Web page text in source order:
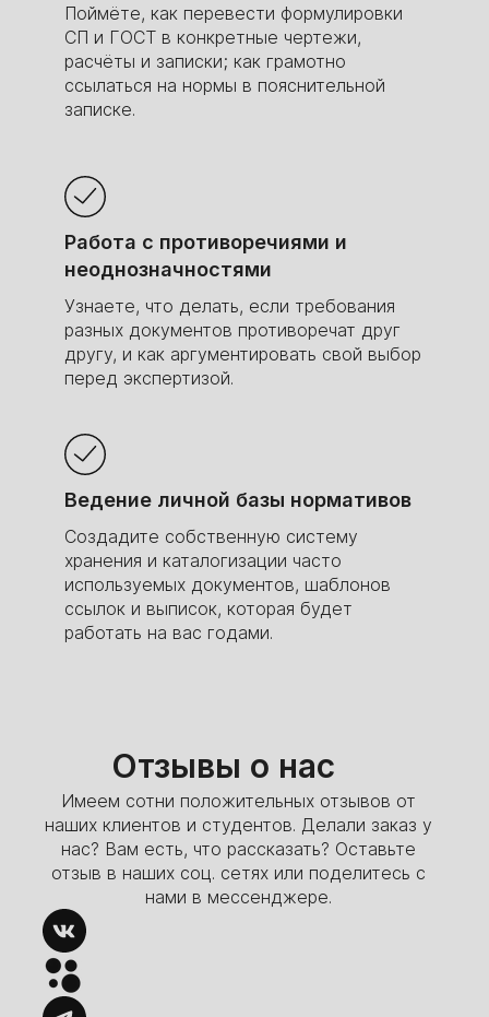
Поймёте, как перевести формулировки
СП и ГОСТ в конкретные чертежи,
расчёты и записки; как грамотно
ссылаться на нормы в пояснительной
записке.
Работа с противоречиями и
неоднозначностями
Узнаете, что делать, если требования
разных документов противоречат друг
другу, и как аргументировать свой выбор
перед экспертизой.
Ведение личной базы нормативов
Создадите собственную систему
хранения и каталогизации часто
используемых документов, шаблонов
ссылок и выписок, которая будет
работать на вас годами.
Отзывы о нас
Имеем сотни положительных отзывов от
наших клиентов и студентов. Делали заказ у
нас? Вам есть, что рассказать? Оставьте
отзыв в наших соц. сетях или поделитесь с
нами в мессенджере.